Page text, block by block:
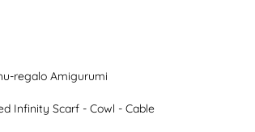
regalo Amigurumi
Infinity Scarf - Cowl - Cable